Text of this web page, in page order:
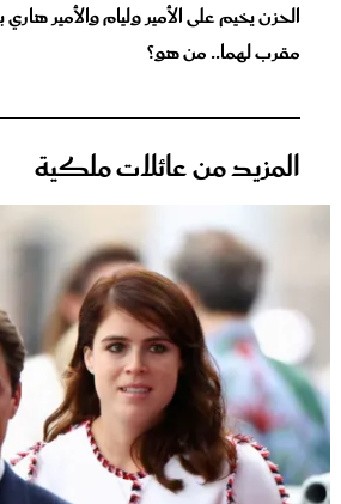
الحزن يخيم على الأمير وليام والأمير
مقرب لهما.. من هو؟
المزيد من عائلات ملكية